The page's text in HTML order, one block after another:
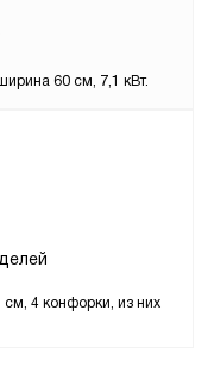
60 см, 7,1 кВт.
см, 4 конфорки, из них